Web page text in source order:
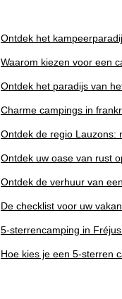
Ontdek het
Waarom kiezen voor een
Ontdek het paradijs van
Charme campings in
Ontdek de regio Lauzons:
Ontdek uw oase van rust
Ontdek de verhuur van
De checklist voor uw
5-sterrencamping in
Hoe kies je een 5-sterren